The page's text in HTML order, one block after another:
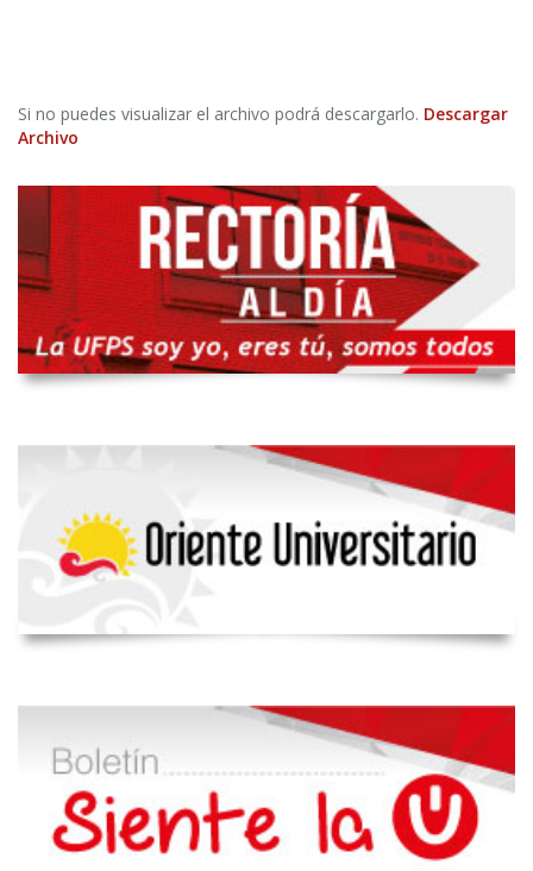
Si no puedes visualizar el archivo podrá descargarlo. Descargar
Archivo